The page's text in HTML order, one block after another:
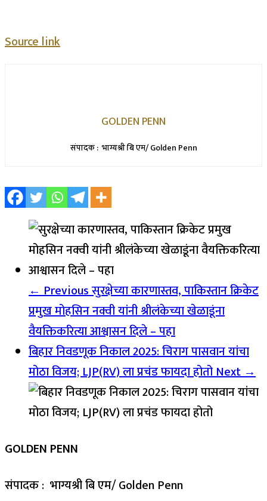
Source link
GOLDEN PENN
संपादक : भाग्यश्री बि एम/ Golden Penn
← Previousसुरक्षेच्या कारणास्तव, पाकिस्तान क्रिकेट
प्रमुख मोहसिन नक्वी यांनी श्रीलंकेच्या खेळाडूंना
वैयक्तिकरित्या आश्वासन दिले – पहा
बिहार निवडणूक निकाल 2025: चिराग पासवान यांचा
मोठा विजय; LJP(RV) ला प्रचंड फायदा होतोNext →
GOLDEN PENN
संपादक : भाग्यश्री बि एम/ Golden Penn